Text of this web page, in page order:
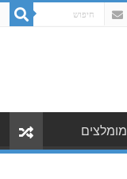
מומלצים